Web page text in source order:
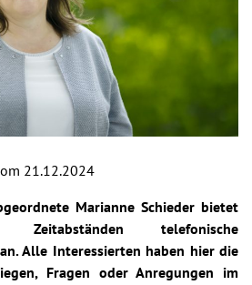
21.12.2024
Marianne Schieder bietet
telefonische
Alle Interessierten haben hier die
Fragen oder Anregungen im